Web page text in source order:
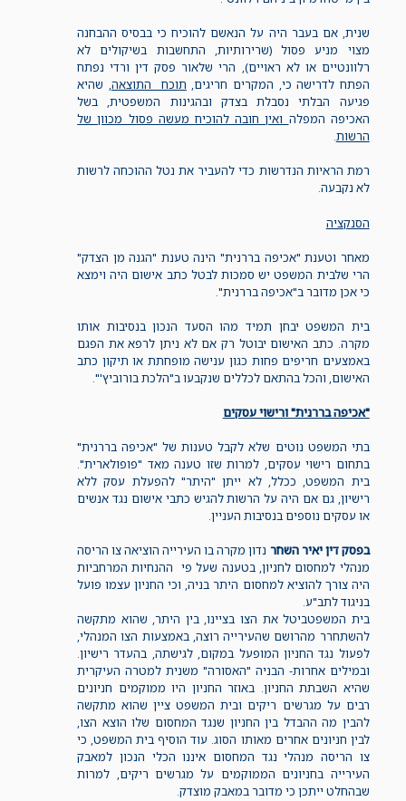
שנית, אם בעבר היה על הנאשם להוכיח כי בבסיס ההבחנה
מצוי מניע פסול (שרירותיות, התחשבות בשיקולים לא
רלוונטיים או לא ראויים), הרי שלאור פסק דין ורדי נפתח
הפתח לדרישה כי, המקרים חריגים, תוכח התוצאה, שהיא
פגיעה הבלתי נסבלת בצדק ובהגינות המשפטית, בשל
האכיפה המפלה ואין חובה להוכיח מעשה פסול מכוון של
הרשות.
רמת הראיות הנדרשות כדי להעביר את נטל ההוכחה לרשות
לא נקבעה.
הסנקציה
מאחר וטענת "אכיפה בררנית" הינה טענת "הגנה מן הצדק"
הרי שלבית המשפט יש סמכות לבטל כתב אישום היה וימצא
כי אכן מדובר ב"אכיפה בררנית".
בית המשפט יבחן תמיד מהו הסעד הנכון בנסיבות אותו
מקרה. כתב האישום יבוטל רק אם לא ניתן לרפא את הפגם
באמצעים חריפים פחות כגון ענישה מופחתת או תיקון כתב
האישום, והכל בהתאם לכללים שנקבעו ב"הלכת בורוביץ'".
"אכיפה בררנית" ורישוי עסקים
בתי המשפט נוטים שלא לקבל טענות של "אכיפה בררנית"
בתחום רישוי עסקים, למרות שזו טענה מאד "פופולארית".
בית המשפט, ככלל, לא ייתן "היתר" להפעלת עסק ללא
רישיון, גם אם היה על הרשות להגיש כתבי אישום נגד אנשים
או עסקים נוספים בנסיבות העניין.
בפסק דין יאיר השחר נדון מקרה בו העירייה הוציאה צו הריסה
מנהלי למחסום לחניון, בטענה שעל פי ההנחיות המרחביות
היה צורך להוציא למחסום היתר בניה, וכי החניון עצמו פועל
בניגוד לתב"ע.
בית המשפטביטל את הצו בציינו, בין היתר, שהוא מתקשה
להשתחרר מהרושם שהעירייה רוצה, באמצעות הצו המנהלי,
לפעול נגד החניון המופעל במקום, לגישתה, בהעדר רישיון.
ובמילים אחרות- הבניה "האסורה" משנית למטרה העיקרית
שהיא השבתת החניון. באוזר החניון היו ממוקמים חניונים
רבים על מגרשים ריקים ובית המשפט ציין שהוא מתקשה
להבין מה ההבדל בין החניון שנגד המחסום שלו הוצא הצו,
לבין חניונים אחרים מאותו הסוג. עוד הוסיף בית המשפט, כי
צו הריסה מנהלי נגד המחסום איננו הכלי הנכון למאבק
העירייה בחניונים הממוקמים על מגרשים ריקים, למרות
שבהחלט ייתכן כי מדובר במאבק מוצדק.